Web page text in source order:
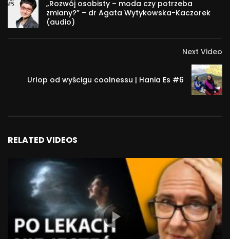
Psychologicznych PAN, obecnie członek prezydium
Komitetu Nauk Psychologicznych PAN. Od kilku lat
„Wytrwałość w działaniu” (wraz z Magdaleną Marszał-
#psychologia #wolność #człowiek #nauka
„Rozwój osobisty – moda czy potrzeba
zmiany?” – dr Agata Wytykowska-Kaczorek
(audio)
Next Video
Urlop od wyścigu coolnessu | Hania Es #6
RELATED VIDEOS